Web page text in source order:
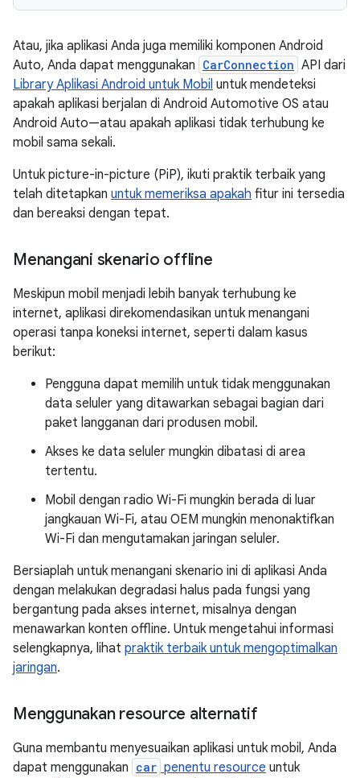
Atau, jika aplikasi Anda juga memiliki komponen Android
Auto, Anda dapat menggunakan CarConnection API dari
Library Aplikasi Android untuk Mobil untuk mendeteksi
apakah aplikasi berjalan di Android Automotive OS atau
Android Auto—atau apakah aplikasi tidak terhubung ke
mobil sama sekali.
Untuk picture-in-picture (PiP), ikuti praktik terbaik yang
telah ditetapkan untuk memeriksa apakah fitur ini tersedia
dan bereaksi dengan tepat.
Menangani skenario offline
Meskipun mobil menjadi lebih banyak terhubung ke
internet, aplikasi direkomendasikan untuk menangani
operasi tanpa koneksi internet, seperti dalam kasus
berikut:
Pengguna dapat memilih untuk tidak menggunakan
data seluler yang ditawarkan sebagai bagian dari
paket langganan dari produsen mobil.
Akses ke data seluler mungkin dibatasi di area
tertentu.
Mobil dengan radio Wi-Fi mungkin berada di luar
jangkauan Wi-Fi, atau OEM mungkin menonaktifkan
Wi-Fi dan mengutamakan jaringan seluler.
Bersiaplah untuk menangani skenario ini di aplikasi Anda
dengan melakukan degradasi halus pada fungsi yang
bergantung pada akses internet, misalnya dengan
menawarkan konten offline. Untuk mengetahui informasi
selengkapnya, lihat praktik terbaik untuk mengoptimalkan
jaringan.
Menggunakan resource alternatif
Guna membantu menyesuaikan aplikasi untuk mobil, Anda
dapat menggunakan car penentu resource untuk